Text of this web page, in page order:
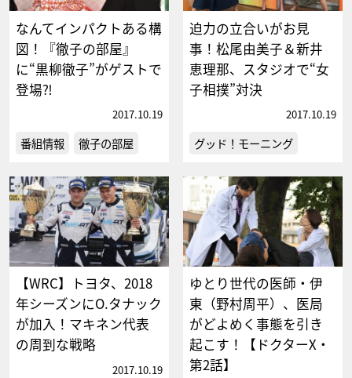
なんてインパクトある構
図！『徹子の部屋』
に“黒柳徹子”がゲストで
登場⁈
2017.10.19
番組情報 徹子の部屋
迫力の立合いがお見
事！松尾由美子＆新井
恵理那、スタジオで“女
子相撲”対決
2017.10.19
グッド！モーニング
【WRC】トヨタ、2018
年シーズンにO.タナック
が加入！マキネン代表
の周到な戦略
2017.10.19
ゆとり世代の医師・伊
東（野村周平）、医局
がどよめく事態を引き
起こす！【ドクターX・
第2話】